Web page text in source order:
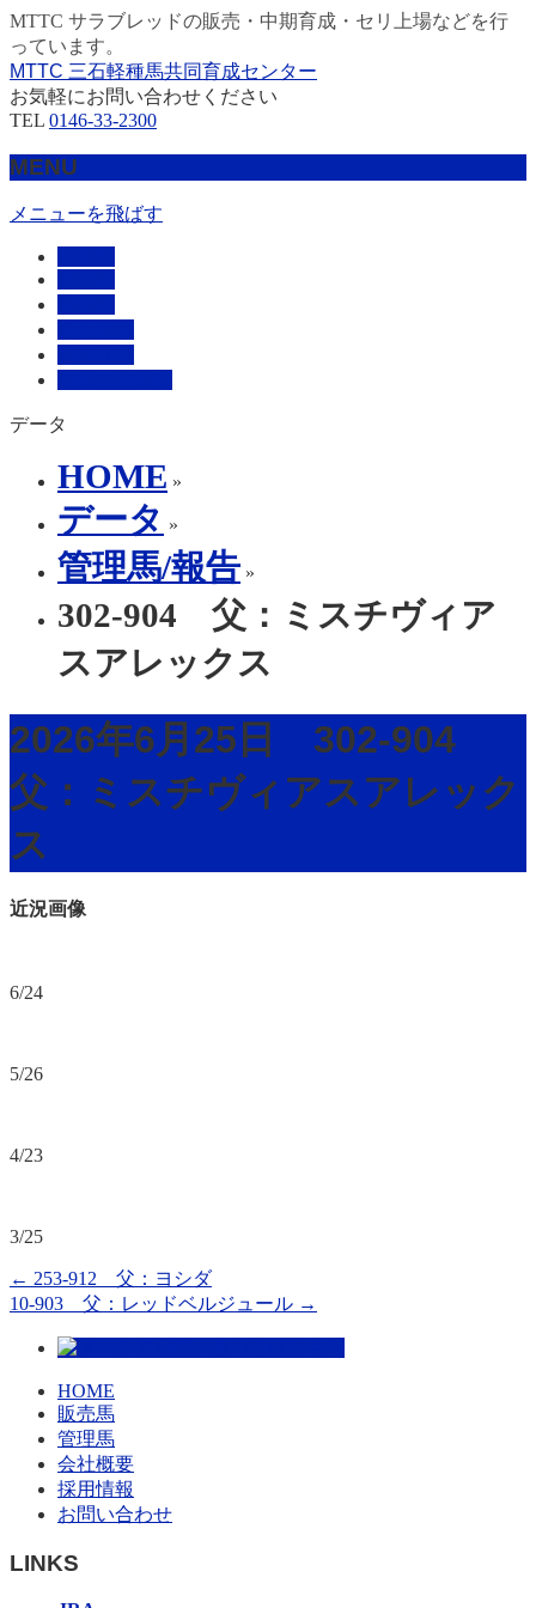
MTTC サラブレッドの販売・中期育成・セリ上場などを行
っています。
MTTC 三石軽種馬共同育成センター
お気軽にお問い合わせください
TEL 0146-33-2300
MENU
メニューを飛ばす
データ
HOME »
データ »
管理馬/報告 »
302-904 父：ミスチヴィア
スアレックス
2026年6月25日 302-904
父：ミスチヴィアスアレック
ス
近況画像
6/24
5/26
4/23
3/25
← 253-912 父：ヨシダ
10-903 父：レッドベルジュール →
HOME
販売馬
管理馬
会社概要
採用情報
お問い合わせ
LINKS